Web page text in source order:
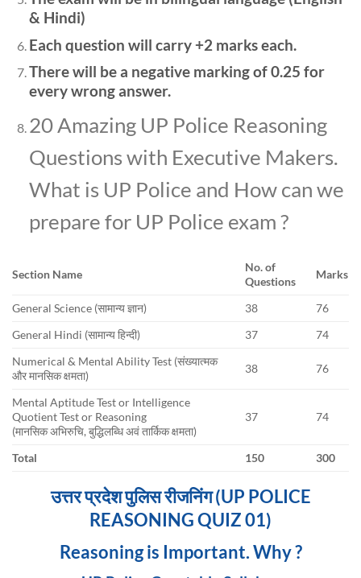
& Hindi)
Each question will carry +2 marks each.
There will be a negative marking of 0.25 for
every wrong answer.
20 Amazing UP Police Reasoning
Questions with Executive Makers.
What is UP Police and How can we
prepare for UP Police exam ?
Section Name
No. of
Questions
Marks
General Science (सामान्य ज्ञान) 38
76
General Hindi (सामान्य हिन्दी)
37
74
Numerical & Mental Ability Test (संख्यात्मक
और मानसिक क्षमता)
38 76
Mental Aptitude Test or Intelligence
Quotient Test or Reasoning
(मानसिक अभिरुचि, बुद्धिलब्धि अवं तार्किक क्षमता)
37 74
Total 150 300
उत्तर प्रदेश पुलिस रीजनिंग (UP POLICE
REASONING QUIZ 01)
Reasoning is Important. Why ?